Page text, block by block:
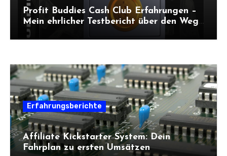
Profit Buddies Cash Club Erfahrungen –
Mein ehrlicher Testbericht über den Weg
zum Online-Einkommen
Erfahrungsberichte
Affiliate Kickstarter System: Dein
Fahrplan zu ersten Umsätzen